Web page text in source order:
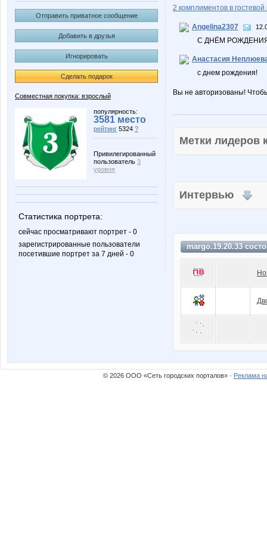
Отправить приватное сообщение
Добавить в друзья
Игнорировать
Сделать подарок
Совместная покупка: взрослый
популярность:
3581 место
рейтинг 5324 ?
Привилегированный
пользователь 3
уровня
Статистика портрета:
сейчас просматривают портрет - 0
зарегистрированные пользователи
посетившие портрет за 7 дней - 0
2 комплиментов в гостевой
Angelina2307
С ДНЁМ
Анастасия
с днем рождения!
Вы не авторизованы!
Метки
Интервью
margo.19.20.33
© 2026 ООО «Сеть городских порталов» · Реклама